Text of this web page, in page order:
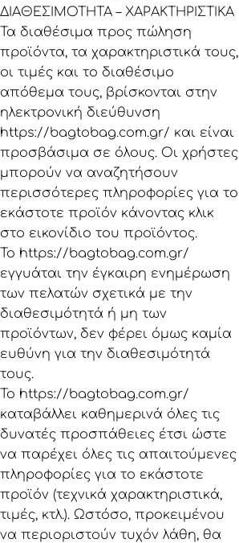
ΔΙΑΘΕΣΙΜΟΤΗΤΑ – ΧΑΡΑΚΤΗΡΙΣΤΙΚΑ
Τα διαθέσιμα προς πώληση
προϊόντα, τα χαρακτηριστικά τους,
οι τιμές και το διαθέσιμο
απόθεμα τους, βρίσκονται στην
ηλεκτρονική διεύθυνση
https://bagtobag.com.gr/ και είναι
προσβάσιμα σε όλους. Οι χρήστες
μπορούν να αναζητήσουν
περισσότερες πληροφορίες για το
εκάστοτε προϊόν κάνοντας κλικ
στο εικονίδιο του προϊόντος.
To https://bagtobag.com.gr/
εγγυάται την έγκαιρη ενημέρωση
των πελατών σχετικά με την
διαθεσιμότητά ή μη των
προϊόντων, δεν φέρει όμως καμία
ευθύνη για την διαθεσιμότητά
τους.
To https://bagtobag.com.gr/
καταβάλλει καθημερινά όλες τις
δυνατές προσπάθειες έτσι ώστε
να παρέχει όλες τις απαιτούμενες
πληροφορίες για το εκάστοτε
προϊόν (τεχνικά χαρακτηριστικά,
τιμές, κτλ.). Ωστόσο, προκειμένου
να περιοριστούν τυχόν λάθη, θα